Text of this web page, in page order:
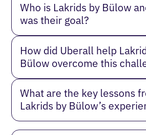
Who is Lakrids by Bülow
was their goal?
How did Uberall help
Bülow overcome this
What are the key lessons
Lakrids by Bülow’s